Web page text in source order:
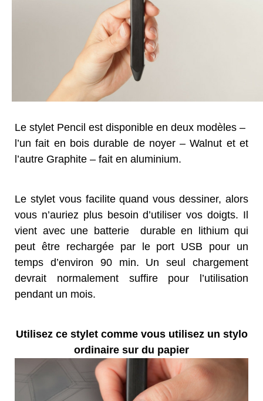
Le stylet Pencil est disponible en deux modèles –
l’un fait en bois durable de noyer – Walnut et et
l’autre Graphite – fait en aluminium.
Le stylet vous facilite quand vous dessiner, alors
vous n’auriez plus besoin d’utiliser vos doigts. Il
vient avec une batterie durable en lithium qui
peut être rechargée par le port USB pour un
temps d’environ 90 min. Un seul chargement
devrait normalement suffire pour l’utilisation
pendant un mois.
Utilisez ce stylet comme vous utilisez un stylo
ordinaire sur du papier